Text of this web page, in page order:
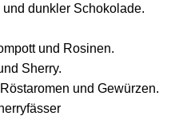
dunkler Schokolade.
und Rosinen.
Sherry.
und Gewürzen.